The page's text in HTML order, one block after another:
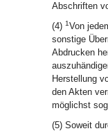
Abschriften
(4) 1Von
sonstige
Abdrucken
Herstellung
den Akten
möglichst
(5) Soweit